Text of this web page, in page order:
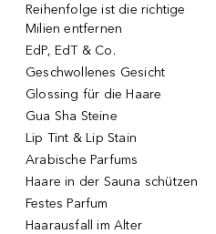
Reihenfolge ist die richtige
Milien entfernen
EdP, EdT & Co.
Geschwollenes Gesicht
Glossing für die Haare
Gua Sha Steine
Lip Tint & Lip Stain
Arabische Parfums
Haare in der Sauna schützen
Festes Parfum
Haarausfall im Alter